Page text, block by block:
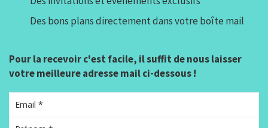
Des bons plans directement dans votre boîte mail
Pour la recevoir c'est facile, il suffit de nous laisser
votre meilleure adresse mail ci-dessous !